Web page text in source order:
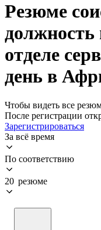
Резюме
должность
отделе
день в
Чтобы видеть все
После регистрации
Зарегистрироваться
За всё время
По соответствию
20 резюме